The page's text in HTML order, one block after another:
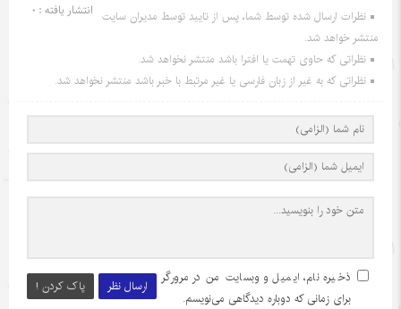
انتشار یافته : 0 نظرات ارسال شده توسط شما، پس از تایید توسط مدیران سایت
منتشر خواهد شد.
نظراتی که حاوی تهمت یا افترا باشد منتشر نخواهد شد.
نظراتی که به غیر از زبان فارسی یا غیر مرتبط با خبر باشد منتشر نخواهد شد.
ارسال نظر پاک کردن !
ذخیره نام، ایمیل و وبسایت من در مرورگر
برای زمانی که دوباره دیدگاهی می‌نویسم.